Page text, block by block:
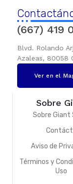
(667) 419
Blvd. Rolando
Azaleas, 80058
Ver en el
Sobre
Sobre Giant
Aviso de
Términos y
Uso